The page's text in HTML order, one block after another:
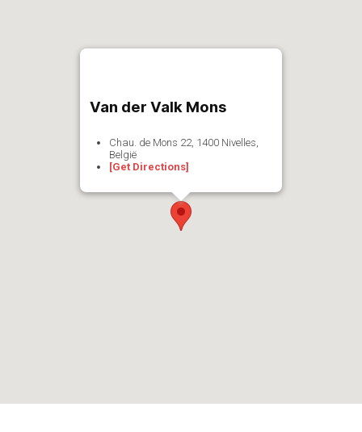
Van der Valk Mons
Chau. de Mons 22, 1400 Nivelles,
België
[Get Directions]